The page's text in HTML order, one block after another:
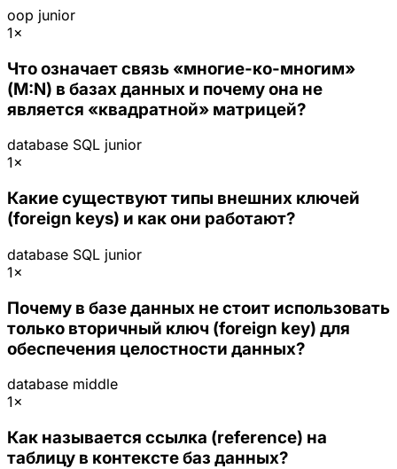
oop junior
1×
Что означает связь «многие-ко-многим»
(M:N) в базах данных и почему она не
является «квадратной» матрицей?
database SQL junior
1×
Какие существуют типы внешних ключей
(foreign keys) и как они работают?
database SQL junior
1×
Почему в базе данных не стоит использовать
только вторичный ключ (foreign key) для
обеспечения целостности данных?
database middle
1×
Как называется ссылка (reference) на
таблицу в контексте баз данных?